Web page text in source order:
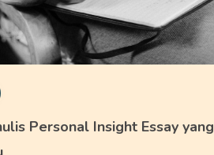
Personal Insight Essay yang